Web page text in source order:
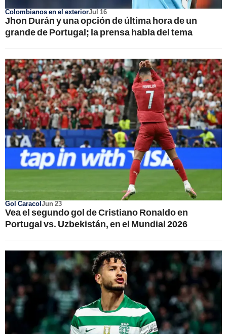
Colombianos en el exteriorJul 16
Jhon Durán y una opción de última hora de un
grande de Portugal; la prensa habla del tema
Gol CaracolJun 23
Vea el segundo gol de Cristiano Ronaldo en
Portugal vs. Uzbekistán, en el Mundial 2026